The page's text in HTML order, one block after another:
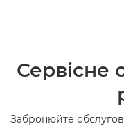
Сервісне
Забронюйте